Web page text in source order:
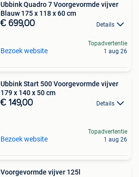
Ubbink Quadro 7 Voorgevormde vijver
Blauw 175 x 118 x 60 cm
€ 699,00 Details
Bezoek website
Topadvertentie
1 aug 26
Ubbink Start 500 Voorgevormde vijver
179 x 140 x 50 cm
€ 149,00 Details
Bezoek website
Topadvertentie
1 aug 26
Voorgevormde vijver 125l